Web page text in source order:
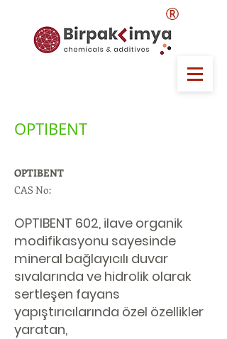
®
OPTIBENT
OPTIBENT
CAS No:
OPTIBENT 602, ilave organik
modifikasyonu sayesinde
mineral bağlayıcılı duvar
sıvalarında ve hidrolik olarak
sertleşen fayans
yapıştırıcılarında özel özellikler
yaratan,